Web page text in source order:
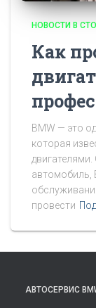
НОВОСТИ В СТО
Как
BMW — это
которая
автомобиль,
провести
АВТОСЕРВИС